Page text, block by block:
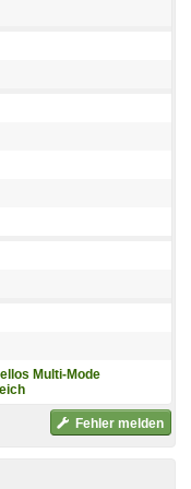
Multi-Mode
Fehler melden